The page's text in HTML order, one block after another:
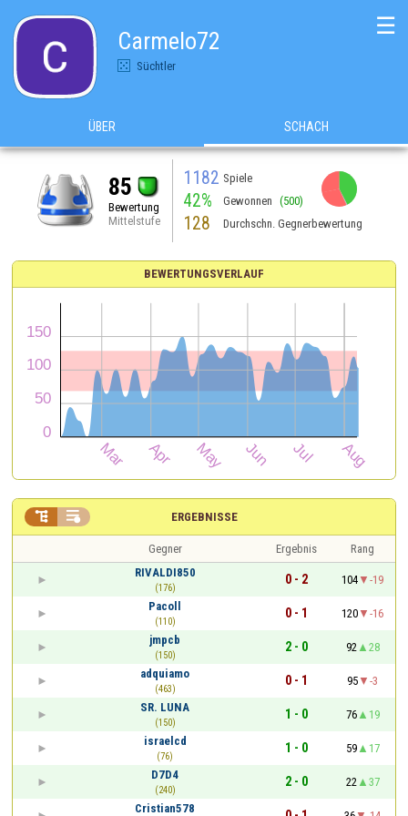
Carmelo72
Süchtler
☰
ÜBER SCHACH
85
Bewertung
Mittelstufe
1182 Spiele
42% Gewonnen (500)
128 Durchschn. Gegnerbewertung
BEWERTUNGSVERLAUF
ERGEBNISSE
 
Gegner Ergebnis
Rang
RIVALDI850
(176)
0 - 2 104
-19
Pacoll
(110)
0 - 1 120
-16
jmpcb
(150)
2 - 0 92
28
adquiamo
(463)
0 - 1 95
-3
SR. LUNA
(150)
1 - 0 76
19
israelcd
(76)
1 - 0 59
17
D7D4
(240)
2 - 0 22
37
Cristian578